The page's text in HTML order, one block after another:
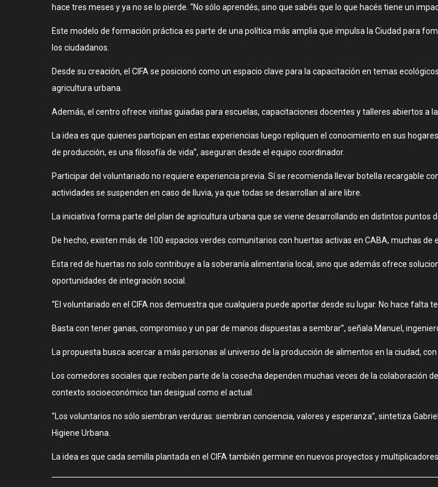
hace tres meses y ya no se lo pierde. “No sólo aprendés, sino que sabés que lo que hacés tiene un
Este modelo de formación práctica es parte de una política más amplia que impulsa la Ciudad para
los ciudadanos.
Desde su creación, el CIFA se posicionó como un espacio clave para la capacitación en temas
agricultura urbana.
Además, el centro ofrece visitas guiadas para escuelas, capacitaciones docentes y talleres abiertos a
La idea es que quienes participan en estas experiencias luego repliquen el conocimiento en sus
de producción, es una filosofía de vida”, aseguran desde el equipo coordinador.
Participar del voluntariado no requiere experiencia previa. Sí se recomienda llevar botella recargable
actividades se suspenden en caso de lluvia, ya que todas se desarrollan al aire libre.
La iniciativa forma parte del plan de agricultura urbana que se viene desarrollando en distintos puntos
De hecho, existen más de 100 espacios verdes comunitarios con huertas activas en CABA, muchas
Esta red de huertas no solo contribuye a la soberanía alimentaria local, sino que además ofrece
oportunidades de integración social.
“El voluntariado en el CIFA nos demuestra que cualquiera puede aportar desde su lugar. No hace falta
Basta con tener ganas, compromiso y un par de manos dispuestas a sembrar”, señala Manuel,
La propuesta busca acercar a más personas al universo de la producción de alimentos en la ciudad,
Los comedores sociales que reciben parte de la cosecha dependen muchas veces de la colaboración
contexto socioeconómico tan desigual como el actual.
“Los voluntarios no sólo siembran verduras: siembran conciencia, valores y esperanza”, sintetiza
Higiene Urbana.
La idea es que cada semilla plantada en el CIFA también germine en nuevos proyectos y